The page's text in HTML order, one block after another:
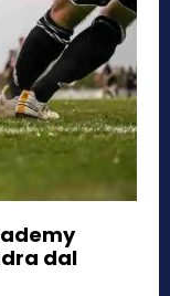
dal